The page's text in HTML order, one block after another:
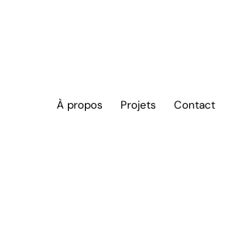
À propos Projets Contact